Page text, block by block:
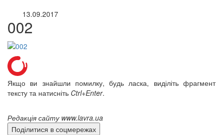
13.09.2017
002
Якщо ви знайшли помилку, будь ласка, виділіть фрагмент
тексту та натисніть Ctrl+Enter.
Редакція сайту www.lavra.ua
Поділитися в соцмережах